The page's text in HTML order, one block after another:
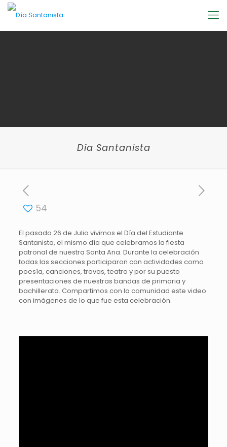
Día Santanista
54
El pasado 26 de Julio vivimos el Día del Estudiante
Santanista, el mismo día que celebramos la fiesta
patronal de nuestra Santa Ana. Durante la celebración
todas las secciones participaron con actividades como
poesía, canciones, trovas, teatro y por su puesto
presentaciones de nuestras bandas de primaria y
bachillerato. Compartimos con la comunidad este video
con imágenes de lo que fue esta celebración.